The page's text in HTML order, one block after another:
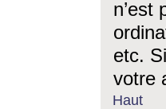
n’est
etc.
votre
Haut